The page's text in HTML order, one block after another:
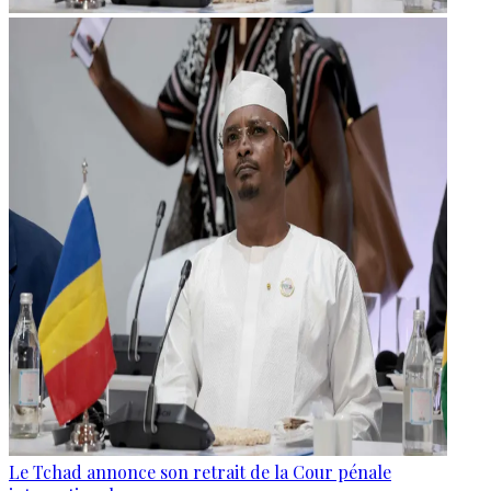
Le Tchad annonce son retrait de la Cour pénale